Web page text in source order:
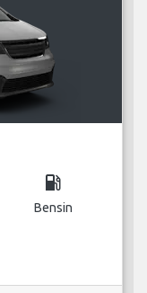
local_gas_station
Bensin